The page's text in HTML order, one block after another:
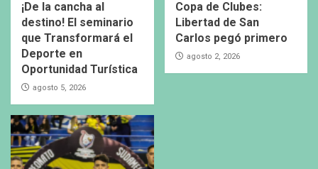
¡De la cancha al
destino! El seminario
que Transformará el
Deporte en
Oportunidad Turística
agosto 5, 2026
Copa de Clubes:
Libertad de San
Carlos pegó primero
agosto 2, 2026